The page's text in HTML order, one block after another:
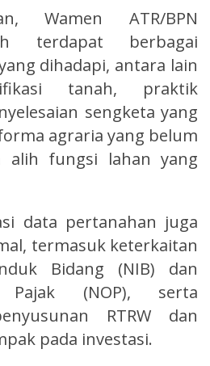
Wamen ATR/BPN
terdapat berbagai
dihadapi, antara lain
tanah, praktik
sengketa yang
agraria yang belum
alih fungsi lahan yang
data pertanahan juga
termasuk keterkaitan
Bidang (NIB) dan
(NOP), serta
RTRW dan
pada investasi.